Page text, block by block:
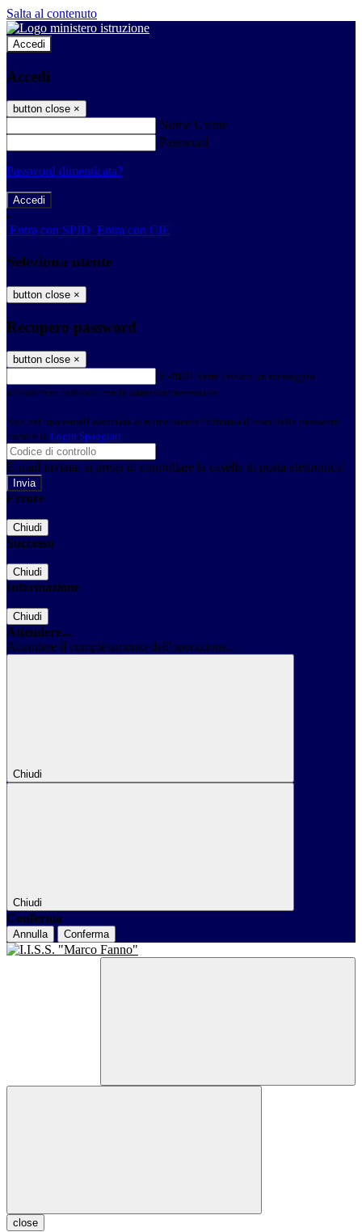
Salta al contenuto
Accedi
Accedi
button close ×
Nome Utente
Password
Password dimenticata?
-
Entra con SPID Entra con CIE
Seleziona utente
button close ×
Recupero password
button close ×
E-mail Verrà inviato un messaggio
all'indirizzo indicato con le istruzioni necessarie.
Non hai una e-mail associata al nome utente? Effettua il reset della password
tramite la Login Spaggiari
E-mail inviata, si prega di controllare la casella di posta elettronica!
Errore
Chiudi
Successo
Chiudi
Informazione
Chiudi
Attendere...
Attendere il completamento dell'operazione...
Chiudi
Chiudi
Conferma
Annulla Conferma
close